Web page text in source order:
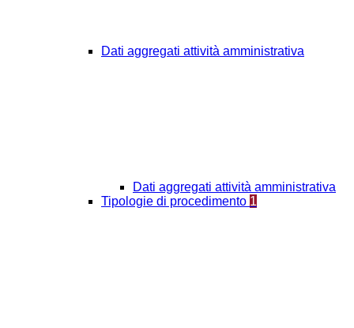
Dati aggregati attività amministrativa
Dati aggregati attività amministrativa
Tipologie di procedimento 1